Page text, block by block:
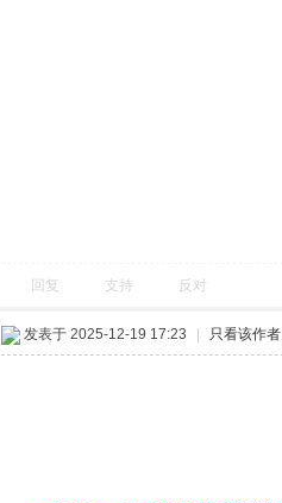
回复 支持 反对
发表于 2025-12-19 17:23 只看该作者